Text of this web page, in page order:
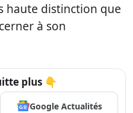
haute distinction que
à son
plus 👇
Google Actualités